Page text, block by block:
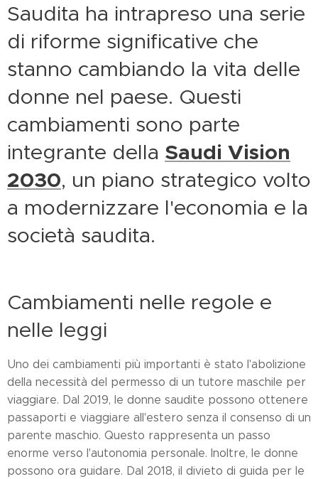
Saudita ha intrapreso una serie
di riforme significative che
stanno cambiando la vita delle
donne nel paese. Questi
cambiamenti sono parte
integrante della Saudi Vision
2030, un piano strategico volto
a modernizzare l'economia e la
società saudita.
Cambiamenti nelle regole e
nelle leggi
Uno dei cambiamenti più importanti è stato l'abolizione
della necessità del permesso di un tutore maschile per
viaggiare. Dal 2019, le donne saudite possono ottenere
passaporti e viaggiare all'estero senza il consenso di un
parente maschio. Questo rappresenta un passo
enorme verso l'autonomia personale. Inoltre, le donne
possono ora guidare. Dal 2018, il divieto di guida per le